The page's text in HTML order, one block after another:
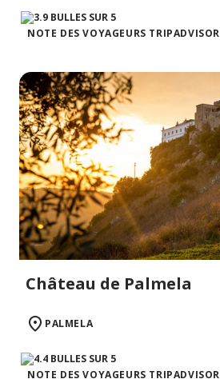
NOTE DES VOYAGEURS TRIPADVISOR
Château de Palmela
PALMELA
NOTE DES VOYAGEURS TRIPADVISOR